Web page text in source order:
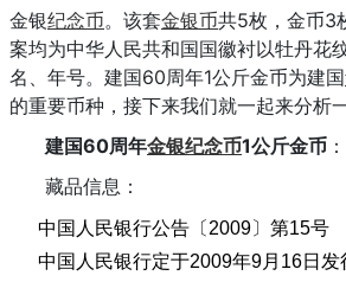
金银纪念币。该套金银币共5枚，金币3
案均为中华人民共和国国徽衬以牡丹花
名、年号。建国60周年1公斤金币为建国
的重要币种，接下来我们就一起来分析
建国60周年金银纪念币1公斤金币 ：
藏品信息：
中国人民银行公告〔2009〕第15号
中国人民银行定于2009年9月16日发